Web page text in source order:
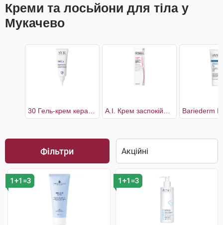
Креми та лосьйони для тіла у
Мукачево
Фільтри
1+1=3 1+1=3